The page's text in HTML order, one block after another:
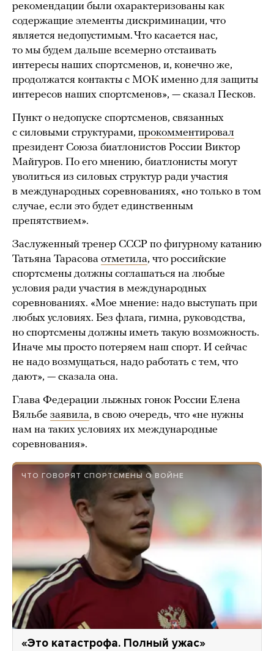
рекомендации были охарактеризованы как
содержащие элементы дискриминации, что
является недопустимым. Что касается нас,
то мы будем дальше всемерно отстаивать
интересы наших спортсменов, и, конечно же,
продолжатся контакты с МОК именно для защиты
интересов наших спортсменов», — сказал Песков.
Пункт о недопуске спортсменов, связанных
с силовыми структурами, прокомментировал
президент Союза биатлонистов России Виктор
Майгуров. По его мнению, биатлонисты могут
уволиться из силовых структур ради участия
в международных соревнованиях, «но только в том
случае, если это будет единственным
препятствием».
Заслуженный тренер СССР по фигурному катанию
Татьяна Тарасова отметила, что российские
спортсмены должны соглашаться на любые
условия ради участия в международных
соревнованиях. «Мое мнение: надо выступать при
любых условиях. Без флага, гимна, руководства,
но спортсмены должны иметь такую возможность.
Иначе мы просто потеряем наш спорт. И сейчас
не надо возмущаться, надо работать с тем, что
дают», — сказала она.
Глава Федерации лыжных гонок России Елена
Вяльбе заявила, в свою очередь, что «не нужны
нам на таких условиях их международные
соревнования».
ЧТО ГОВОРЯТ СПОРТСМЕНЫ О ВОЙНЕ
«Это катастрофа. Полный ужас»